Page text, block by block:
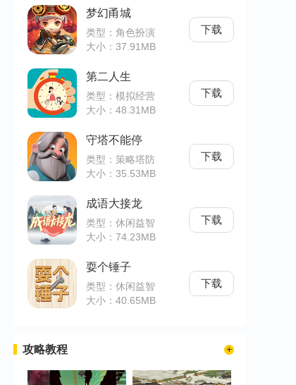
梦幻甬城
类型：角色扮演
大小：37.91MB
下载
第二人生
类型：模拟经营
大小：48.31MB
下载
守塔不能停
类型：策略塔防
大小：35.53MB
下载
成语大接龙
类型：休闲益智
大小：74.23MB
下载
耍个锤子
类型：休闲益智
大小：40.65MB
下载
攻略教程